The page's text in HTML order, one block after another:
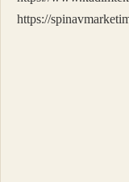
https://